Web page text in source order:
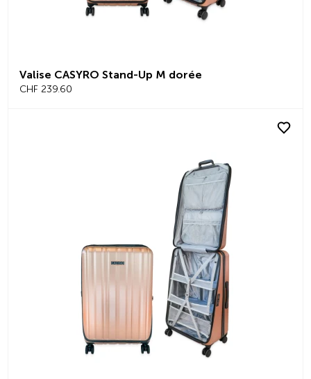
Valise CASYRO Stand-Up M dorée
CHF 239.60